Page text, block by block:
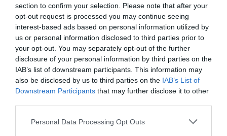
section to confirm your selection. Please note that after your
opt-out request is processed you may continue seeing
interest-based ads based on personal information utilized by
us or personal information disclosed to third parties prior to
your opt-out. You may separately opt-out of the further
disclosure of your personal information by third parties on the
IAB’s list of downstream participants. This information may
also be disclosed by us to third parties on the IAB’s List of
Downstream Participants that may further disclose it to other
Please note that this website/app uses one or more Google
Personal Data Processing Opt Outs
ΣΕΦ έπειτα από 52 χρόνια. Στη δεύτερη θέση τερμάτισαν οι
άνδρες.
22.05.2026 ΠΙΝΓΚ ΠΟΝΓΚ ΓΥΝΑΙΚΩΝ